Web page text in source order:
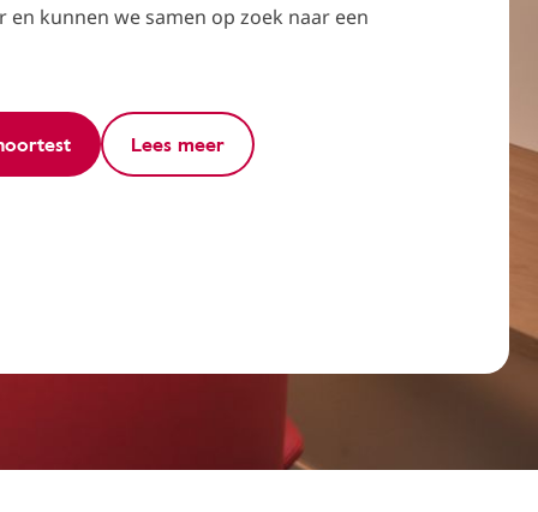
en kunnen we samen op zoek naar een
Lees meer